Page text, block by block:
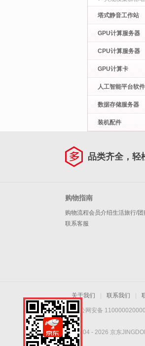
塔式静音工作站
GPU计算服务器
CPU计算服务器
GPU计算卡
人工智能平台软件
数据存储服务器
装机配件
品类齐全，轻
购物指南
购物流程会员介绍生活旅行/团
联系客服
关于我们 联系我们
京公网安备
Copyright © 2004 - 2026 京东